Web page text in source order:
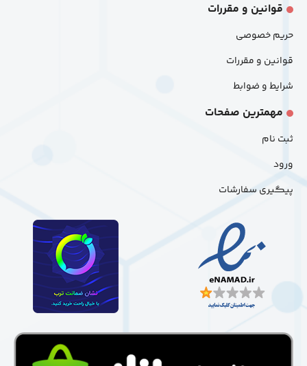
قوانین و مقررات
حریم خصوصی
قوانین و مقررات
شرایط و ضوابط
مهمترین صفحات
ثبت نام
ورود
پیگیری سفارشات